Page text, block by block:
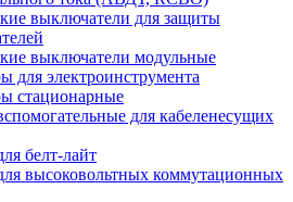
выключатели для защиты
выключатели модульные
для электроинструмента
стационарные
для кабеленесущих
белт-лайт
высоковольтных коммутационных